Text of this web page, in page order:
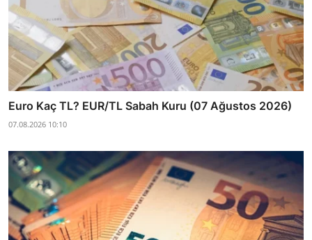
Euro Kaç TL? EUR/TL Sabah Kuru (07 Ağustos 2026)
07.08.2026 10:10